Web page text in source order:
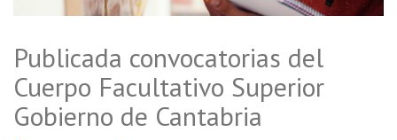
Publicada convocatorias del
Cuerpo Facultativo Superior
Gobierno de Cantabria